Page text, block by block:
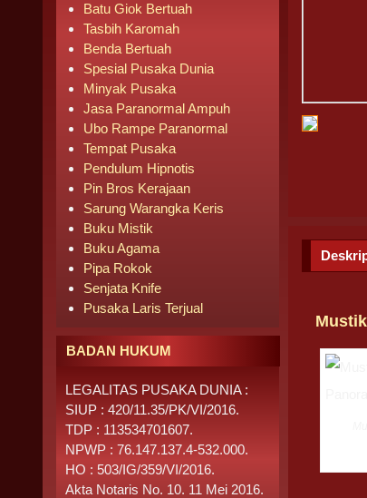
Batu Giok Bertuah
Tasbih Karomah
Benda Bertuah
Spesial Pusaka Dunia
Minyak Pusaka
Jasa Paranormal Ampuh
Ubo Rampe Paranormal
Tempat Pusaka
Pendulum Hipnotis
Pin Bros Kerajaan
Sarung Warangka Keris
Buku Mistik
Buku Agama
Pipa Rokok
Senjata Knife
Pusaka Laris Terjual
BADAN HUKUM
LEGALITAS PUSAKA DUNIA :
SIUP : 420/11.35/PK/VI/2016.
TDP : 113534701607.
NPWP : 76.147.137.4-532.000.
HO : 503/IG/359/VI/2016.
Akta Notaris No. 10. 11 Mei 2016.